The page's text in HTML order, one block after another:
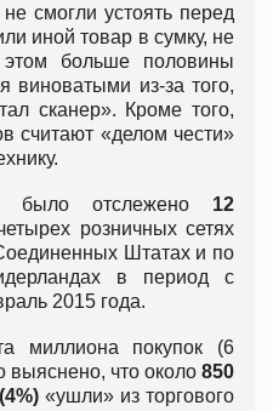
смогли устоять перед
иной товар в сумку, не
больше половины
виноватыми из-за того,
сканер». Кроме того,
считают «делом чести»
было отслежено 12
розничных сетях
Штатах и по
в период с
2015 года.
миллиона покупок (6
выяснено, что около 850
«ушли» из торгового